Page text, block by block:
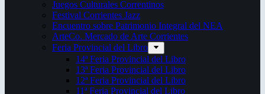
Juegos Culturales Correntinos
Festival Corrientes Jazz
Encuentro sobre Patrimonio Integral del NEA
ArteCo. Mercado de Arte Corrientes
Feria Provincial del Libro
14ª Feria Provincial del Libro
13ª Feria Provincial del Libro
12ª Feria Provincial del Libro
11ª Feria Provincial del Libro